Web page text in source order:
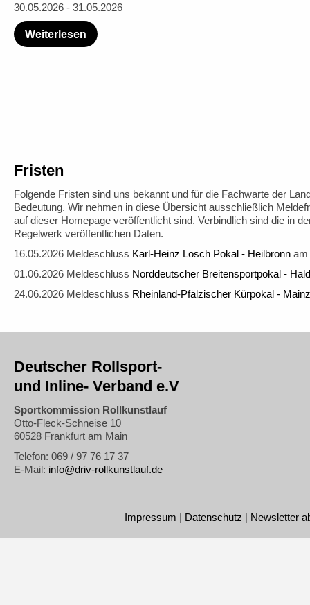
30.05.2026 - 31.05.2026
Weiterlesen
Fristen
Folgende Fristen sind uns bekannt und für die Fachwarte der
Bedeutung. Wir nehmen in diese Übersicht ausschließlich
auf dieser Homepage veröffentlicht sind. Verbindlich sind die in
Regelwerk veröffentlichen Daten.
16.05.2026 Meldeschluss Karl-Heinz Losch Pokal - Heilbronn am
01.06.2026 Meldeschluss Norddeutscher Breitensportpokal -
24.06.2026 Meldeschluss Rheinland-Pfälzischer Kürpokal - Mainz
Deutscher Rollsport-
und Inline- Verband e.V
Sportkommission Rollkunstlauf
Otto-Fleck-Schneise 10
60528 Frankfurt am Main
Telefon: 069 / 97 76 17 37
E-Mail: info@driv-rollkunstlauf.de
Impressum | Datenschutz | Newsletter